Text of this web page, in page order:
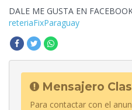
DALE ME GUSTA EN
reteriaFixParaguay
Mensajero
Para contactar con el